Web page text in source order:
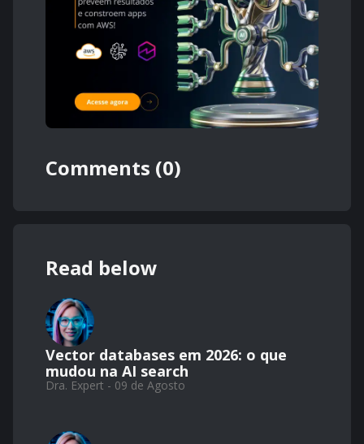
Comments (0)
Read below
Vector databases em 2026: o que
mudou na AI search
Dra. Expert - 09 de Agosto